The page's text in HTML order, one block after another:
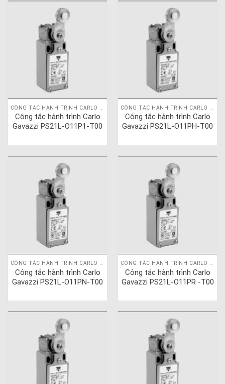
Công tắc hành trình Carlo
Gavazzi PS21L-O11P1-T00
Công tắc hành trình Carlo
Gavazzi PS21L-O11PH-T00
Công tắc hành trình Carlo
Gavazzi PS21L-O11PN-T00
Công tắc hành trình Carlo
Gavazzi PS21L-O11PR -T00